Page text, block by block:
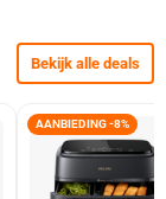
Bekijk alle deals
AANBIEDING -8%